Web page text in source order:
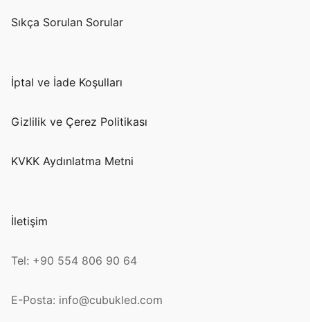
Sıkça Sorulan Sorular
İptal ve İade Koşulları
Gizlilik ve Çerez Politikası
KVKK Aydınlatma Metni
İletişim
Tel: +90 554 806 90 64
E-Posta: info@cubukled.com